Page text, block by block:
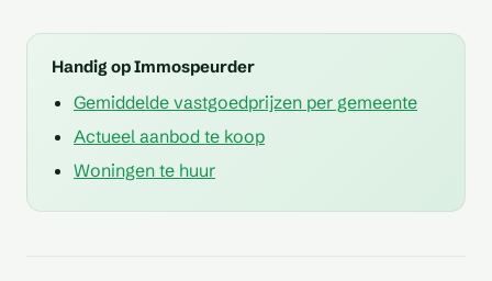
Handig op Immospeurder
Gemiddelde vastgoedprijzen per gemeente
Actueel aanbod te koop
Woningen te huur